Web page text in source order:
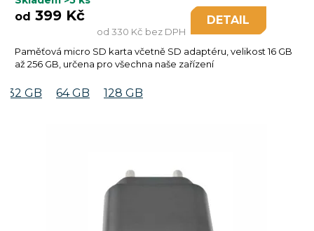
od 330 Kč bez DPH
od 399 Kč DETAIL
Paměťová micro SD karta včetně SD adaptéru, velikost 16 GB
až 256 GB, určena pro všechna naše zařízení
32 GB 64 GB 128 GB